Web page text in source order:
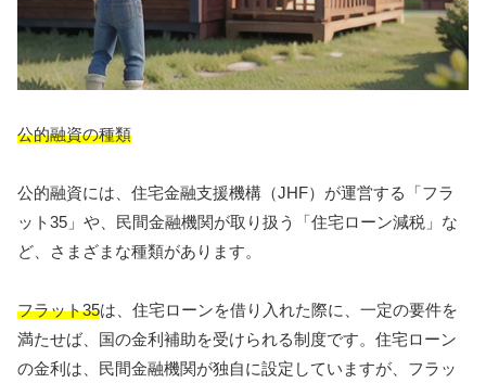
公的融資の種類
公的融資には、住宅金融支援機構（JHF）が運営する「フラ
ット35」や、民間金融機関が取り扱う「住宅ローン減税」な
ど、さまざまな種類があります。
フラット35は、住宅ローンを借り入れた際に、一定の要件を
満たせば、国の金利補助を受けられる制度です。住宅ローン
の金利は、民間金融機関が独自に設定していますが、フラッ